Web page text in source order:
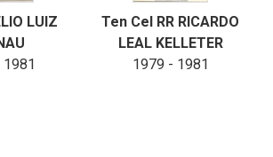
LUIZ
Ten Cel RR RICARDO
LEAL KELLETER
1979 - 1981